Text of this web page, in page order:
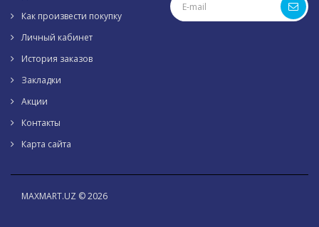
Как произвести покупку
Личный кабинет
История заказов
Закладки
Акции
Контакты
Карта сайта
MAXMART.UZ © 2026